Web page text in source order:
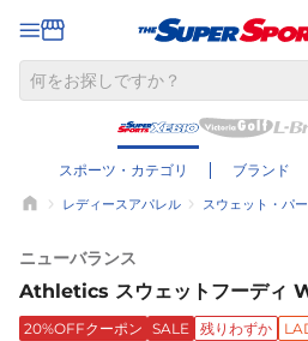
スポーツ・カテゴリ ブランド
レディースアパレル スウェット・パ
ニューバランス
Athletics スウェットフーディ
20%OFFクーポン SALE 残りわずか